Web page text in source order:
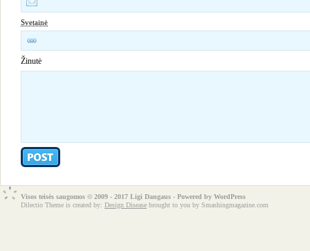
Svetainė
Žinutė
Visos teisės saugomos © 2009 - 2017 Ligi Dangaus - Powered by WordPress
Dilectio Theme is created by: Design Disease brought to you by Smashingmagazine.com